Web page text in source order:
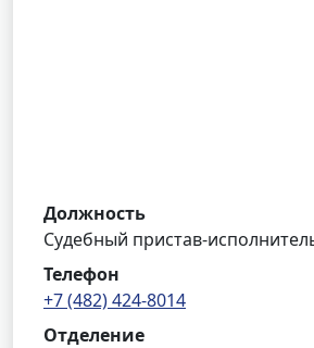
Должность
Судебный пристав-
Телефон
+7 (482) 424-8014
Отделение